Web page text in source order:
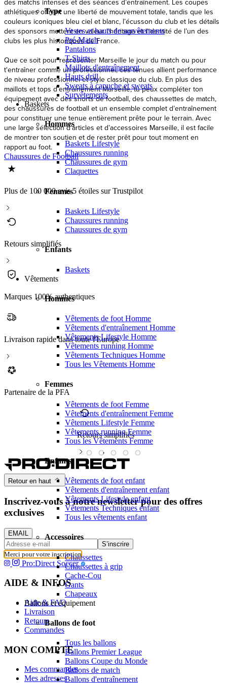
Type
Vestes et hauts de survêtements
Pré-Match
Pantalons
T-Shirts
Maillots d'entraînement
Hauts drill
Sweats à capuche et sweats
Survêtements
Baskets
Hommes
Baskets Lifestyle
Chaussures running
Chaussures de gym
Claquettes
Femmes
Baskets Lifestyle
Chaussures running
Chaussures de gym
Enfants
Baskets
Vêtements
Hommes
Vêtements de foot Homme
Vêtements d'entraînement Homme
Vêtements Lifestyle Homme
Vêtements running Homme
Vêtements Techniques Homme
Tous les Vêtements Homme
Femmes
Vêtements de foot Femme
Vêtements d'entraînement Femme
Vêtements Lifestyle Femme
Vêtements running Femme
Tous les Vêtements Femme
Enfants
Vêtements de foot enfant
Vêtements d'entraînement enfant
Vêtements Lifestyle enfant
Vêtements Techniques enfant
Tous les vêtements enfant
Accessoires
Chaussettes
Chaussettes à grip
Cache-Cou
Gants
Chapeaux
Ballons et équipement
Ballons de foot
Tous les ballons
Ballons Premier League
Ballons Coupe du Monde
Ballons de match
Ballons d'entraînement
des matchs intenses et des séances d’entraînement. Les coupes
athlétiques offrent une liberté de mouvement totale, tandis que les
couleurs iconiques bleu ciel et blanc, l’écusson du club et les détails
des sponsors mettent en valeur l’héritage et l’identité de l’un des
clubs les plus historiques de France.
Que ce soit pour représenter Marseille le jour du match ou pour
t'entraîner comme un professionnel, ces tenues allient performance
de niveau professionnel et style classique du club. En plus des
maillots et tops d’entraînement Marseille, tu peux compléter ton
équipement avec des shorts de football, des chaussettes de match,
des chaussures de football et un ensemble complet d’entraînement
pour constituer une tenue entièrement prête pour le terrain. Avec
une large sélection d’articles et d’accessoires Marseille, il est facile
de montrer ton soutien et de rester prêt pour tout moment en
rapport au foot.
Chaussures de Football
Plus de 100 000 avis 5 étoiles sur Trustpilot
Retours simplifiés
Marques 100% authentiques
Livraison rapide dans toute l'Europe
Partenaire de la PFA
Retours simplifiés
Retour en haut
Inscrivez-vous à notre newsletter pour des offres
exclusives
EMAIL
S’inscrire
Merci pour votre inscription
Pro:Direct Soccer
AIDE & INFOS
Aide & FAQ
Livraison
Retours
Commandes
MON COMPTE
Mes commandes
Mes adresses